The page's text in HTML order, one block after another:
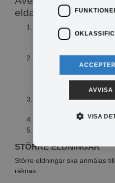
eldar:
Elda inte när det är för
gnistregn kan flyga
Det avstånd som
att undvika antändning
på eldens storlek.
Ha släckningsutrustning i
Elda inte ensam eller
STÖRRE ELDNINGAR
Större eldningar ska anmälas
räknas:
AVVISA
VISA